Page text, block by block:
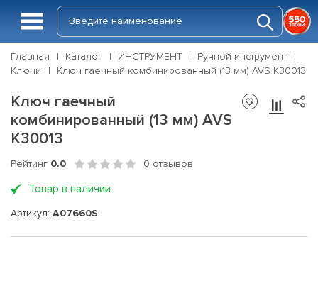
Главная Каталог ИНСТРУМЕНТ
Ручной инструмент
Ключи
Ключ гаечный комбинированный (13 мм) AVS K30013
Ключ гаечный
комбинированный (13 мм) AVS
K30013
Рейтинг 0.0 0 отзывов
Товар в наличии
Артикул: A07660S